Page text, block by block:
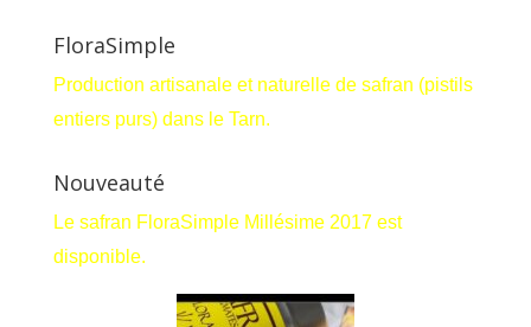
FloraSimple
Production artisanale et naturelle de safran (pistils
entiers purs) dans le Tarn.
Nouveauté
Le safran FloraSimple Millésime 2017 est
disponible.